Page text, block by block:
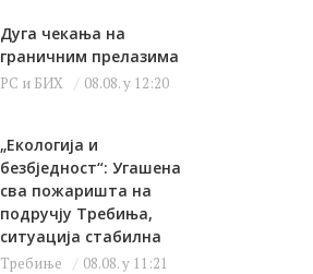
Дуга чекања на
граничним прелазима
РС и БИХ 08.08. у 12:20
„Екологија и
безбједност“: Угашена
сва пожаришта на
подручју Требиња,
ситуација стабилна
Требиње 08.08. у 11:21